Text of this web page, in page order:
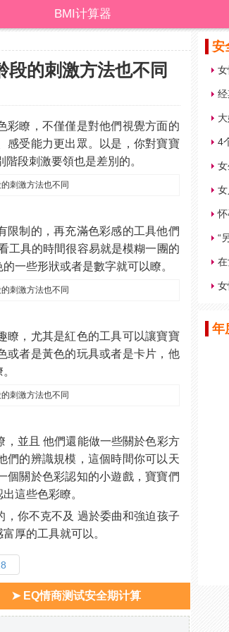
BMI计算器
段的刺激方法也不同
彩瞭，不僅僅是對他們視覺方面的
感受能力更出眾。以是，你對寶寶
段刺激要領也是差別的。
限制的，再充滿色彩感的工具他們
工具的時間很容易就是模糊一團的
一些形狀或者是數字就可以瞭。
瞭，尤其是紅色的工具可以讓寶寶
或者是黃色的玩具或者是卡片，他
並且 他們還能做一些關於色彩方
們的辨識規模，這個時間你可以天
個關於色彩認知的小遊戲，寶寶們
這些色彩瞭。
你不克不及 過於委曲和強迫孩子
厚的工具就可以。
➤ EQ情商测试安全期计算
安
4
“
年